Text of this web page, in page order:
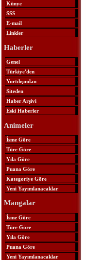
Künye
SSS
E-mail
Linkler
Haberler
Genel
Türkiye'den
Yurtdışından
Siteden
Haber Arşivi
Eski Haberler
Animeler
İsme Göre
Türe Göre
Yıla Göre
Puana Göre
Kategoriye Göre
Yeni Yayımlanacaklar
Mangalar
İsme Göre
Türe Göre
Yıla Göre
Puana Göre
Yeni Yayımlanacaklar